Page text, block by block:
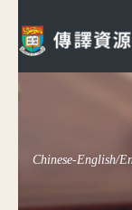
Chinese-English/